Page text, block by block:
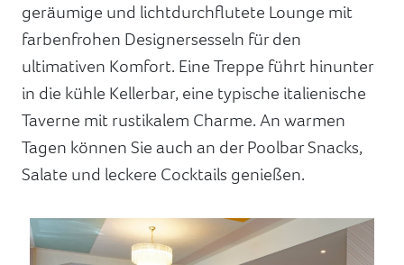
geräumige und lichtdurchflutete Lounge mit
farbenfrohen Designersesseln für den
ultimativen Komfort. Eine Treppe führt hinunter
in die kühle Kellerbar, eine typische italienische
Taverne mit rustikalem Charme. An warmen
Tagen können Sie auch an der Poolbar Snacks,
Salate und leckere Cocktails genießen.